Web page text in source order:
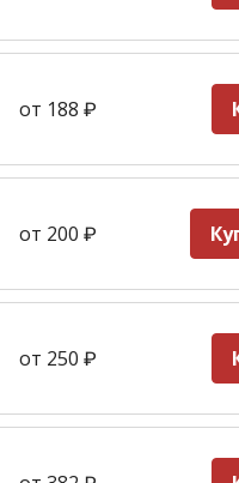
от 188 ₽
от 200 ₽
от 250 ₽